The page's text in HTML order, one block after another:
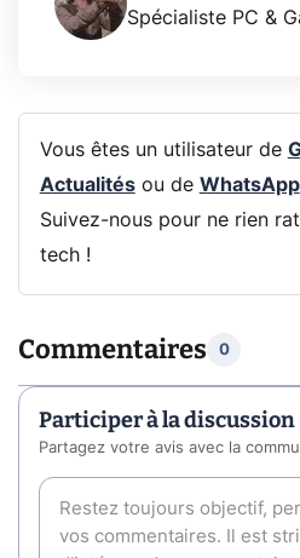
Spécialiste PC &
Vous êtes un utilisateur de
Actualitésou de WhatsApp
Suivez-nous pour ne rien
tech !
Commentaires 0
Participer à la discussion
Partagez votre avis avec la